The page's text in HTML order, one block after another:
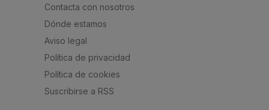
Contacta con nosotros
Dónde estamos
Aviso legal
Política de privacidad
Política de cookies
Suscribirse a RSS